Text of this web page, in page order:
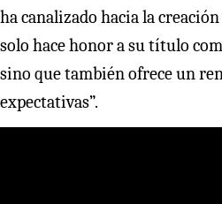
ha canalizado hacia la
solo hace honor a su título
sino que también ofrece un
expectativas”.